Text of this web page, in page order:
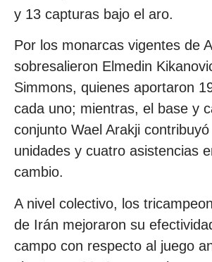
y 13 capturas bajo el aro.
Por los monarcas vigentes de
sobresalieron Elmedin
Simmons, quienes aportaron
cada uno; mientras, el base y
conjunto Wael Arakji
unidades y cuatro asistencias
cambio.
A nivel colectivo, los
de Irán mejoraron su
campo con respecto al juego